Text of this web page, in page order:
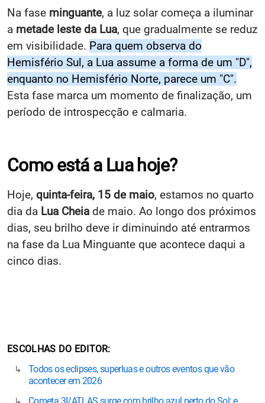
Na fase minguante, a luz solar começa a iluminar
a metade leste da Lua, que gradualmente se reduz
em visibilidade. Para quem observa do
Hemisfério Sul, a Lua assume a forma de um "D",
enquanto no Hemisfério Norte, parece um "C".
Esta fase marca um momento de finalização, um
período de introspecção e calmaria.
Como está a Lua hoje?
Hoje, quinta-feira, 15 de maio, estamos no quarto
dia da Lua Cheia de maio. Ao longo dos próximos
dias, seu brilho deve ir diminuindo até entrarmos
na fase da Lua Minguante que acontece daqui a
cinco dias.
ESCOLHAS DO EDITOR
Todos os eclipses, superluas e outros eventos que vão
acontecer em 2026